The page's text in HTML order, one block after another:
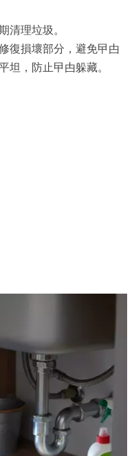
清理垃圾。
復損壞部分，避免曱甴
坦，防止曱甴躲藏。